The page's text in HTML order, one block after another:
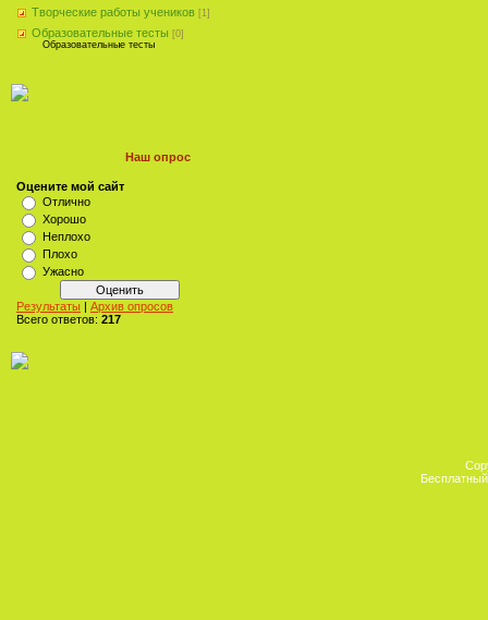
Творческие работы учеников [1]
Образовательные тесты [0]
Образовательные тесты
Наш опрос
Оцените мой сайт
Отлично
Хорошо
Неплохо
Плохо
Ужасно
Результаты | Архив опросов
Всего ответов: 217